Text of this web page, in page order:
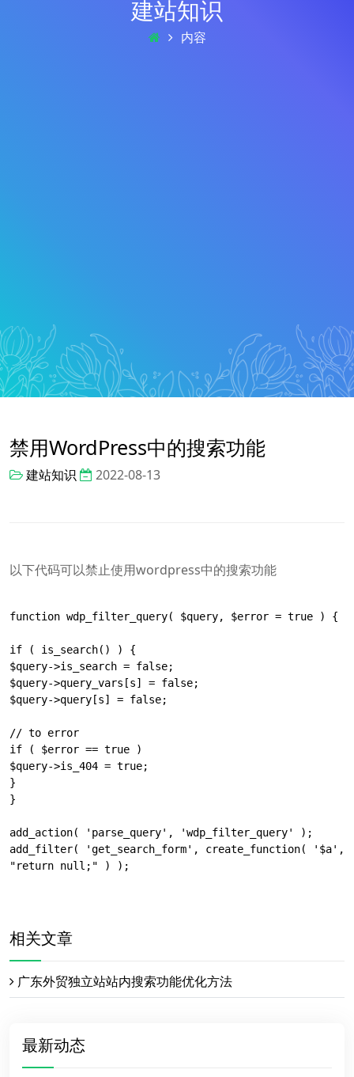
建站知识
内容
禁用WordPress中的搜索功能
建站知识 2022-08-13
以下代码可以禁止使用wordpress中的搜索功能
function wdp_filter_query( $query, $error = true ) {
if ( is_search() ) {
$query->is_search = false;
$query->query_vars[s] = false;
$query->query[s] = false;
// to error
if ( $error == true )
$query->is_404 = true;
}
}
add_action( 'parse_query', 'wdp_filter_query' );
add_filter( 'get_search_form', create_function( '$a',
"return null;" ) );
相关文章
广东外贸独立站站内搜索功能优化方法
最新动态